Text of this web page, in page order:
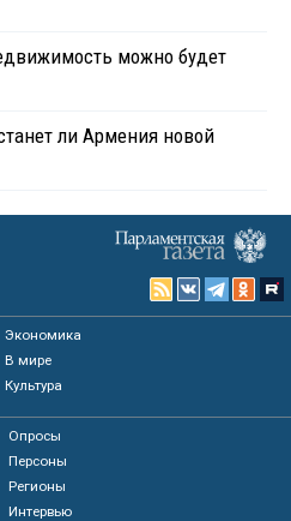
можно будет
ли Армения новой
Экономика
В мире
Культура
Опросы
Персоны
Регионы
Интервью